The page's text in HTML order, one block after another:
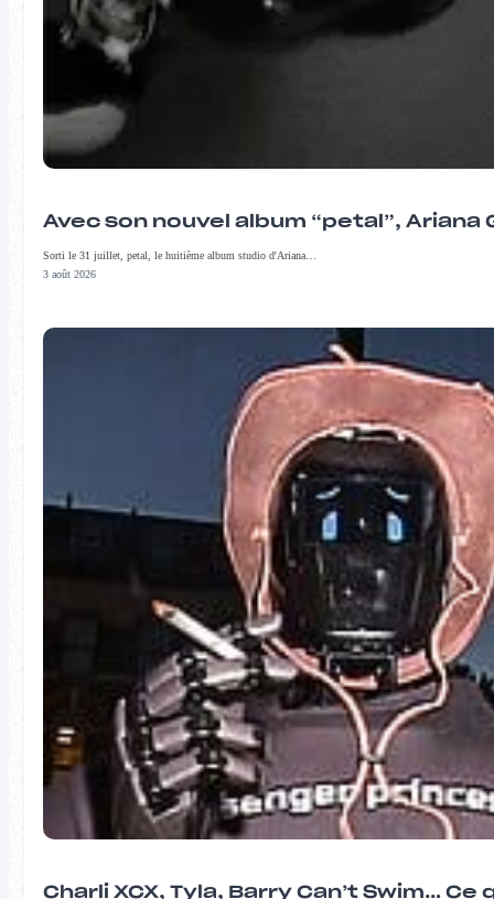
Avec son nouvel album “petal”,
Sorti le 31 juillet, petal, le huitième album studio d'Ariana…
3 août 2026
Charli XCX, Tyla, Barry Can’t Swim…